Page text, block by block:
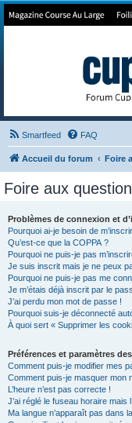
Forum de Cup
Smartfeed FAQ
Accueil du forum Foire
Foire aux
Problèmes de connexion et
Pourquoi ai-je besoin de
Qu’est-ce que la COPPA ?
Pourquoi ne puis-je pas
Je suis inscrit mais je ne peux
Pourquoi ne puis-je pas me
Je m’étais déjà inscrit par le
J’ai perdu mon mot de passe !
Pourquoi suis-je déconnecté
À quoi sert « Supprimer les
Préférences et paramètres
Comment puis-je modifier mes
Comment puis-je masquer mon
L’heure n’est pas correcte !
J’ai réglé le fuseau horaire mais
Ma langue n’apparaît pas dans